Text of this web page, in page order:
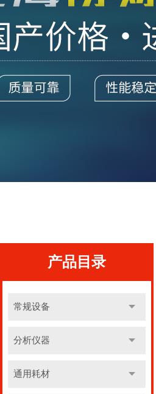
产品目录
常规设备
分析仪器
通用耗材